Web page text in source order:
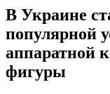
В Украине
популярной
аппаратной
фигуры